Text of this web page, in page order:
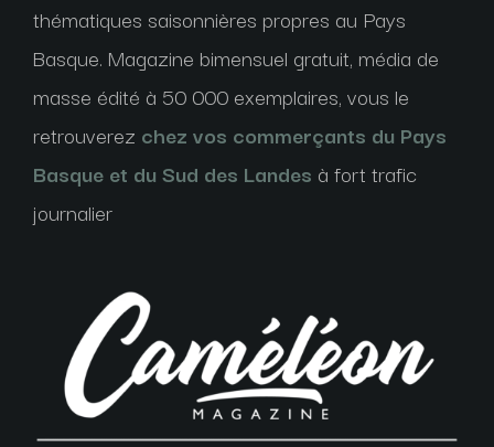
thématiques saisonnières propres au Pays
Basque. Magazine bimensuel gratuit, média de
masse édité à 50 000 exemplaires, vous le
retrouverez chez vos commerçants du Pays
Basque et du Sud des Landes à fort trafic
journalier